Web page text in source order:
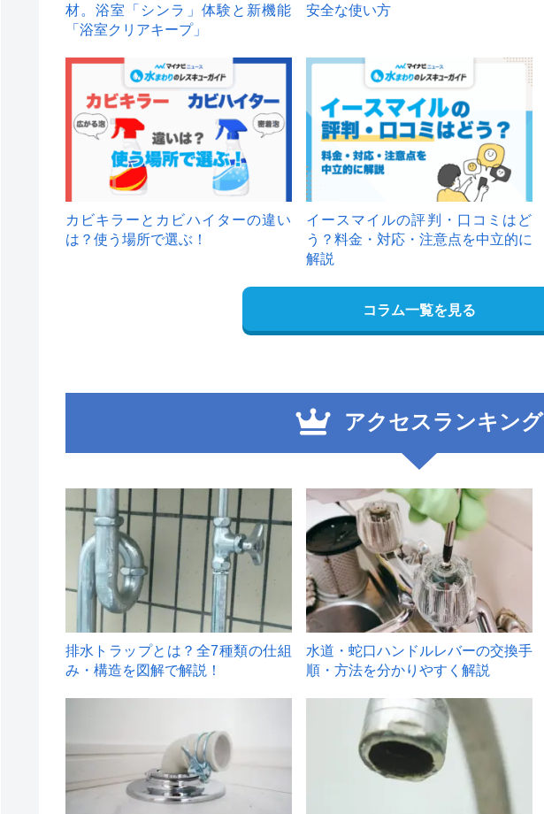
材。浴室「シンラ」体験と新機能
「浴室クリアキープ」
安全な使い方
カビキラーとカビハイターの違い
は？使う場所で選ぶ！
イースマイルの評判・口コミはど
う？料金・対応・注意点を中立的に
解説
コラム一覧を見る
アクセスランキング
1
排水トラップとは？全7種類の仕組
み・構造を図解で解説！
2
水道・蛇口ハンドルレバーの交換手
順・方法を分かりやすく解説